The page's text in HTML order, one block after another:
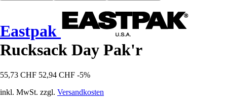
Eastpak
Rucksack Day Pak'r
55,73 CHF 52,94 CHF -5%
inkl. MwSt. zzgl. Versandkosten